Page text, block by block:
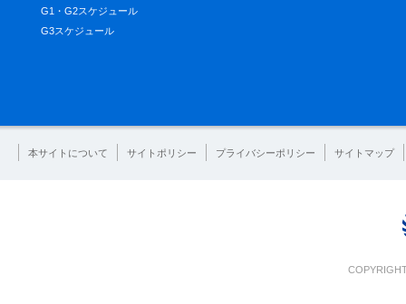
G1・G2スケジュール
G3スケジュール
本サイトについて サイトポリシー プライバシーポリシー サイトマップ